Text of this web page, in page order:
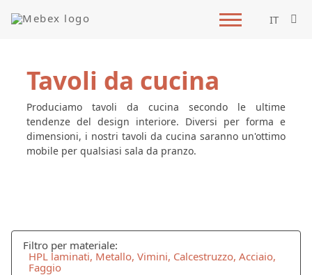
IT
Tavoli da cucina
Produciamo tavoli da cucina secondo le ultime
tendenze del design interiore. Diversi per forma e
dimensioni, i nostri tavoli da cucina saranno un'ottimo
mobile per qualsiasi sala da pranzo.
Filtro per materiale:
HPL laminati, Metallo, Vimini, Calcestruzzo, Acciaio,
Faggio